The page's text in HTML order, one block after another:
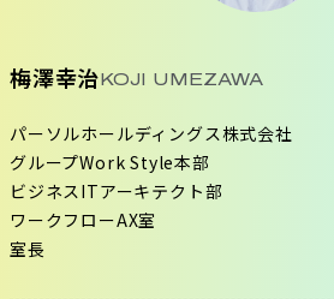
梅澤幸治 KOJI UMEZAWA
パーソルホールディングス株式会社
グループWork Style本部
ビジネスITアーキテクト部
ワークフローAX室
室長